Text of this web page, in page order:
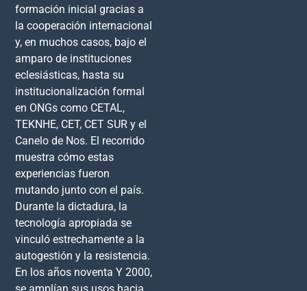
formación inicial gracias a
la cooperación internacional
y, en muchos casos, bajo el
amparo de instituciones
eclesiásticas, hasta su
institucionalización formal
en ONGs como CETAL,
TEKNHE, CET, CET SUR y el
Canelo de Nos. El recorrido
muestra cómo estas
experiencias fueron
mutando junto con el país.
Durante la dictadura, la
tecnología apropiada se
vinculó estrechamente a la
autogestión y la resistencia.
En los años noventa Y 2000,